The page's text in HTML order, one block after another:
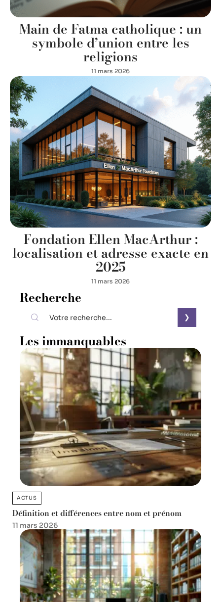
Main de Fatma catholique : un
symbole d’union entre les
religions
11 mars 2026
Fondation Ellen MacArthur :
localisation et adresse exacte en
2025
11 mars 2026
Recherche
Les immanquables
ACTUS
Définition et différences entre nom et prénom
11 mars 2026